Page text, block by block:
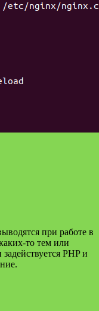
при работе в
то тем или
PHP и